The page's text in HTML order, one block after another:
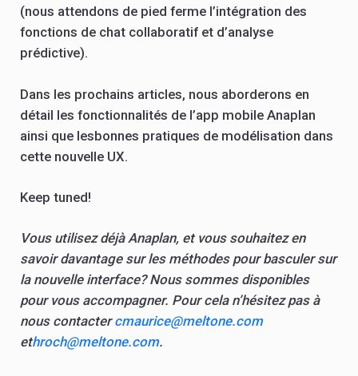
(nous attendons de pied ferme l’intégration des
fonctions de chat collaboratif et d’analyse
prédictive).
Dans les prochains articles, nous aborderons en
détail les fonctionnalités de l’app mobile Anaplan
ainsi que lesbonnes pratiques de modélisation dans
cette nouvelle UX.
Keep tuned!
Vous utilisez déjà Anaplan, et vous souhaitez en
savoir davantage sur les méthodes pour basculer sur
la nouvelle interface? Nous sommes disponibles
pour vous accompagner. Pour cela n’hésitez pas à
nous contactercmaurice@meltone.com
ethroch@meltone.com.